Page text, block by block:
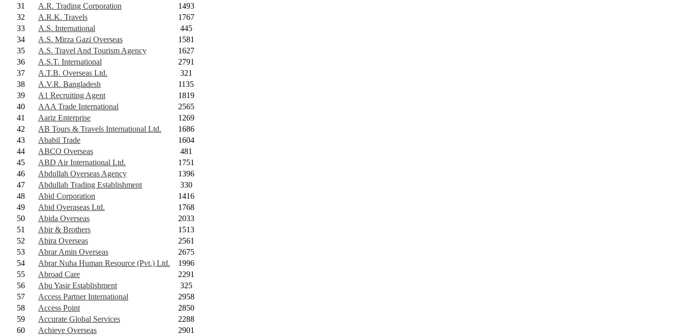
31
A.R. Trading Corporation
1493
32
A.R.K. Travels
1767
33
A.S. International
445
34
A.S. Mirza Gazi Overseas
1581
35
A.S. Travel And Tourism Agency
1627
36
A.S.T. International
2791
37
A.T.B. Overseas Ltd.
321
38
A.V.R. Bangladesh
1135
39
A1 Recruiting Agent
1819
40
AAA Trade International
2565
41
Aariz Enterprise
1269
42
AB Tours & Travels International Ltd.
1686
43
Ababil Trade
1604
44
ABCO Overseas
481
45
ABD Air International Ltd.
1751
46
Abdullah Overseas Agency
1396
47
Abdullah Trading Establishment
330
48
Abid Corporation
1416
49
Abid Overaseas Ltd.
1768
50
Abida Overseas
2033
51
Abir & Brothers
1513
52
Abira Overseas
2561
53
Abrar Amin Overseas
2675
54
Abrar Nuha Human Resource (Pvt.) Ltd.
1996
55
Abroad Care
2291
56
Abu Yasir Establishment
325
57
Access Partner International
2958
58
Access Point
2850
59
Accurate Global Services
2288
60
Achieve Overseas
2901